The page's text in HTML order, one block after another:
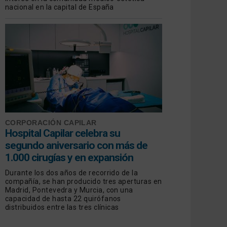
nacional en la capital de España
CORPORACIÓN CAPILAR
Hospital Capilar celebra su
segundo aniversario con más de
1.000 cirugías y en expansión
Durante los dos años de recorrido de la
compañía, se han producido tres aperturas en
Madrid, Pontevedra y Murcia, con una
capacidad de hasta 22 quirófanos
distribuidos entre las tres clínicas